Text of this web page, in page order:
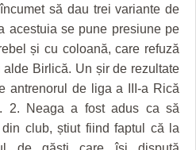
să dau trei variante de
acestuia se pune presiune pe
și cu coloană, care refuză
Birlică. Un șir de rezultate
antrenorul de liga a III-a Rică
2. Neaga a fost adus ca să
club, știut fiind faptul că la